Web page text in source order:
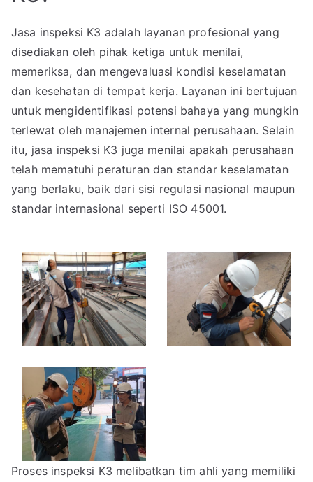
Jasa inspeksi K3 adalah layanan profesional yang
disediakan oleh pihak ketiga untuk menilai,
memeriksa, dan mengevaluasi kondisi keselamatan
dan kesehatan di tempat kerja. Layanan ini bertujuan
untuk mengidentifikasi potensi bahaya yang mungkin
terlewat oleh manajemen internal perusahaan. Selain
itu, jasa inspeksi K3 juga menilai apakah perusahaan
telah mematuhi peraturan dan standar keselamatan
yang berlaku, baik dari sisi regulasi nasional maupun
standar internasional seperti ISO 45001.
Proses inspeksi K3 melibatkan tim ahli yang memiliki